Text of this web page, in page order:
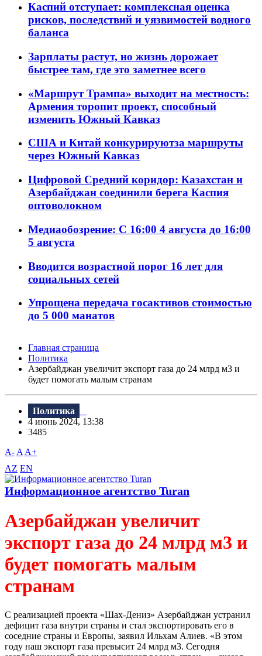
Каспий отступает: комплексная оценка
рисков, последствий и уязвимостей водного
баланса
Зарплаты растут, но жизнь дорожает
быстрее там, где это заметнее всего
«Маршрут Трампа» выходит на местность:
Армения торопит проект, способный
изменить Южный Кавказ
США и Китай конкурируютза маршруты
через Южный Кавказ
Цифровой Средний коридор: Казахстан и
Азербайджан соединили берега Каспия
оптоволокном
Медиаобозрение: С 16:00 4 августа до 16:00
5 августа
Вводится возрастной порог 16 лет для
социальных сетей
Упрощена передача госактивов стоимостью
до 5 000 манатов
Главная страница
Политика
Азербайджан увеличит экспорт газа до 24 млрд м3 и
будет помогать малым странам
Политика
4 июнь 2024, 13:38
3485
A- A A+
AZ EN
Информационное агентство Turan
Азербайджан увеличит
экспорт газа до 24 млрд м3 и
будет помогать малым
странам
C реализацией проекта «Шах-Дениз» Азербайджан устранил
дефицит газа внутри страны и стал экспортировать его в
соседние страны и Европы, заявил Ильхам Алиев. «В этом
году наш экспорт газа превысит 24 млрд м3. Сегодня